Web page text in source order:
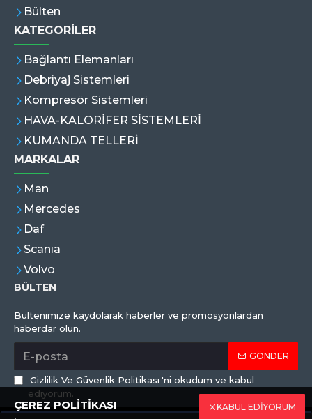
Bülten
KATEGORİLER
Bağlantı Elemanları
Debriyaj Sistemleri
Kompresör Sistemleri
HAVA-KALORİFER SİSTEMLERİ
KUMANDA TELLERİ
MARKALAR
Man
Mercedes
Daf
Scanıa
Volvo
BÜLTEN
Bültenimize kaydolarak haberler ve promosyonlardan
haberdar olun.
GÖNDER
Gizlilik Ve Güvenlik Politikası 'ni okudum ve kabul
ediyorum.
KABUL EDİYORUM
ÇEREZ POLİTİKASI